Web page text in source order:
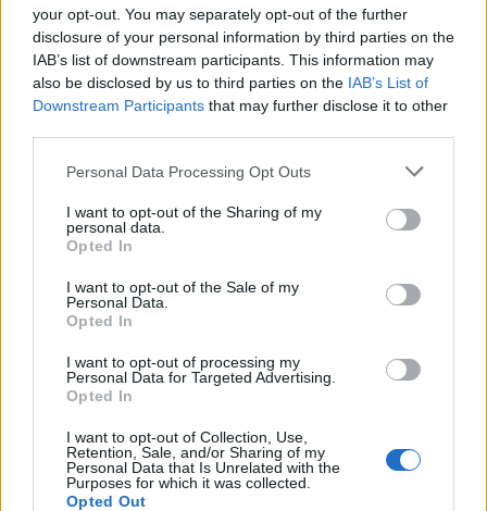
your opt-out. You may separately opt-out of the further
disclosure of your personal information by third parties on the
IAB’s list of downstream participants. This information may
also be disclosed by us to third parties on the IAB’s List of
Downstream Participants that may further disclose it to other
Personal Data Processing Opt Outs
I want to opt-out of the Sharing of my
personal data.
Opted In
I want to opt-out of the Sale of my
Personal Data.
Opted In
I want to opt-out of processing my
Personal Data for Targeted Advertising.
Opted In
I want to opt-out of Collection, Use,
Retention, Sale, and/or Sharing of my
Personal Data that Is Unrelated with the
Purposes for which it was collected.
Opted Out
Από τις 28 Αυγούστου η ψηφιακή ενεργοποίηση της
Κάρτας Αγρότη μέσω της ΕΑΕ 2026
Eurobank: Εξελίξεις και προοπτικές στις αγορές
06/08/2026 - 16:20 ΕΝΕΡΓΕΙΑ
Οι ελληνικές scale-ups επιχειρήσεις στρέφονται
στην ανάπτυξη - Μεγαλύτερη πρόκληση η
προσέλκυση πελατών
06/08/2026 - 15:56 ΕΠΙΧΕΙΡΗΣΕΙΣ